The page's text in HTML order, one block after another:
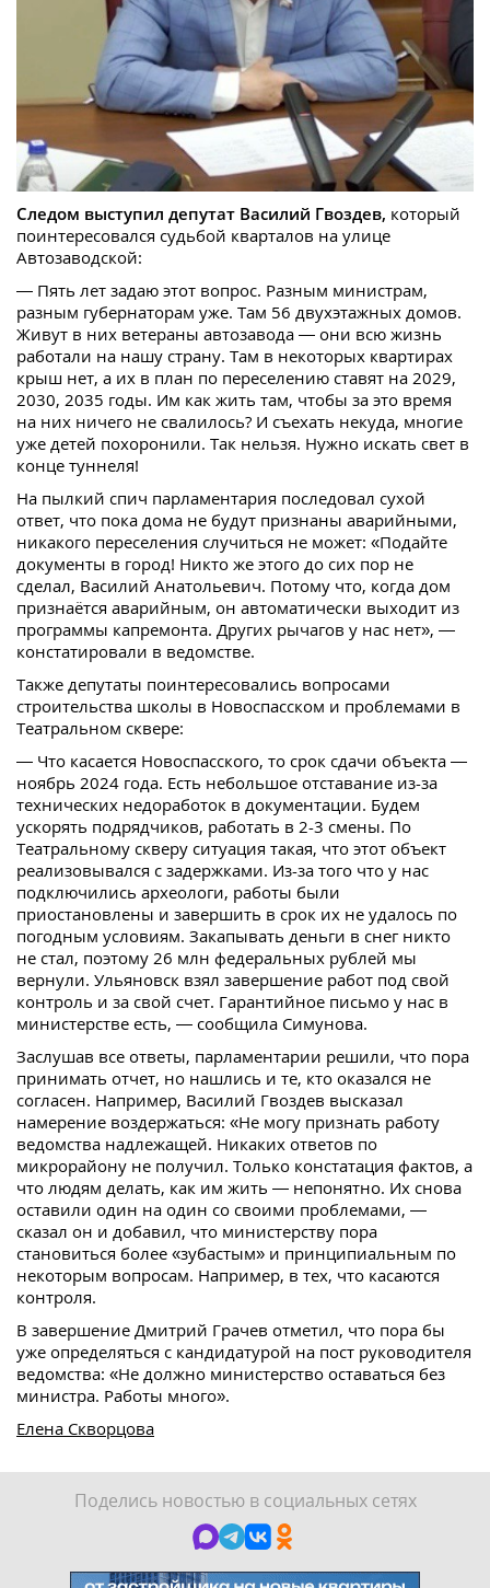
Следом выступил депутат Василий Гвоздев, который
поинтересовался судьбой кварталов на улице
Автозаводской:
— Пять лет задаю этот вопрос. Разным министрам,
разным губернаторам уже. Там 56 двухэтажных домов.
Живут в них ветераны автозавода — они всю жизнь
работали на нашу страну. Там в некоторых квартирах
крыш нет, а их в план по переселению ставят на 2029,
2030, 2035 годы. Им как жить там, чтобы за это время
на них ничего не свалилось? И съехать некуда, многие
уже детей похоронили. Так нельзя. Нужно искать свет в
конце туннеля!
На пылкий спич парламентария последовал сухой
ответ, что пока дома не будут признаны аварийными,
никакого переселения случиться не может: «Подайте
документы в город! Никто же этого до сих пор не
сделал, Василий Анатольевич. Потому что, когда дом
признаётся аварийным, он автоматически выходит из
программы капремонта. Других рычагов у нас нет», —
констатировали в ведомстве.
Также депутаты поинтересовались вопросами
строительства школы в Новоспасском и проблемами в
Театральном сквере:
— Что касается Новоспасского, то срок сдачи объекта —
ноябрь 2024 года. Есть небольшое отставание из-за
технических недоработок в документации. Будем
ускорять подрядчиков, работать в 2-3 смены. По
Театральному скверу ситуация такая, что этот объект
реализовывался с задержками. Из-за того что у нас
подключились археологи, работы были
приостановлены и завершить в срок их не удалось по
погодным условиям. Закапывать деньги в снег никто
не стал, поэтому 26 млн федеральных рублей мы
вернули. Ульяновск взял завершение работ под свой
контроль и за свой счет. Гарантийное письмо у нас в
министерстве есть, — сообщила Симунова.
Заслушав все ответы, парламентарии решили, что пора
принимать отчет, но нашлись и те, кто оказался не
согласен. Например, Василий Гвоздев высказал
намерение воздержаться: «Не могу признать работу
ведомства надлежащей. Никаких ответов по
микрорайону не получил. Только констатация фактов, а
что людям делать, как им жить — непонятно. Их снова
оставили один на один со своими проблемами, —
сказал он и добавил, что министерству пора
становиться более «зубастым» и принципиальным по
некоторым вопросам. Например, в тех, что касаются
контроля.
В завершение Дмитрий Грачев отметил, что пора бы
уже определяться с кандидатурой на пост руководителя
ведомства: «Не должно министерство оставаться без
министра. Работы много».
Елена Скворцова
Поделись новостью в социальных сетях